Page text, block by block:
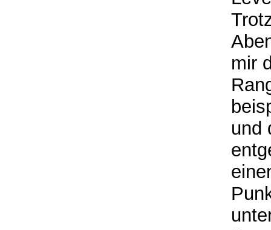
mir
und